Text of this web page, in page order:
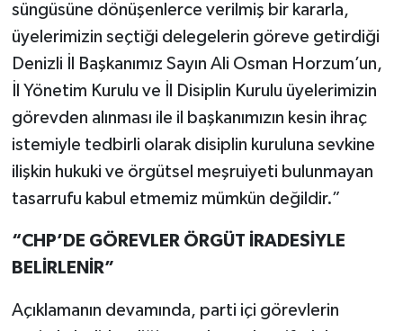
süngüsüne dönüşenlerce verilmiş bir kararla,
üyelerimizin seçtiği delegelerin göreve getirdiği
Denizli İl Başkanımız Sayın Ali Osman Horzum’un,
İl Yönetim Kurulu ve İl Disiplin Kurulu üyelerimizin
görevden alınması ile il başkanımızın kesin ihraç
istemiyle tedbirli olarak disiplin kuruluna sevkine
ilişkin hukuki ve örgütsel meşruiyeti bulunmayan
tasarrufu kabul etmemiz mümkün değildir.”
“CHP’DE GÖREVLER ÖRGÜT İRADESİYLE
BELİRLENİR”
Açıklamanın devamında, parti içi görevlerin